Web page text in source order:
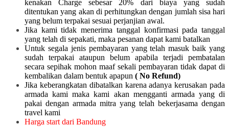
kenakan Charge sebesar 20% dari biaya yang sudah
ditentukan yang akan di perhitungkan dengan jumlah sisa hari
yang belum terpakai sesuai perjanjian awal.
Jika kami tidak menerima tanggal konfirmasi pada tanggal
yang telah di sepakati, maka pesanan dapat kami batalkan
Untuk segala jenis pembayaran yang telah masuk baik yang
sudah terpakai ataupun belum apabila terjadi pembatalan
secara sepihak mohon maaf sekali pembayaran tidak dapat di
kembalikan dalam bentuk apapun ( No Refund)
Jika keberangkatan dibatalkan karena adanya kerusakan pada
armada kami maka kami akan mengganti armada yang di
pakai dengan armada mitra yang telah bekerjasama dengan
travel kami
Harga start dari Bandung